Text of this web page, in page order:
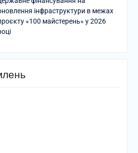
інфраструктури в межах
«100 майстерень» у 2026